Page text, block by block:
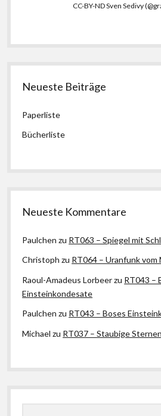
CC-BY-ND Sven Sedivy
Neueste Beiträge
Paperliste
Bücherliste
Neueste Kommentare
Paulchen zu RT063 – Spiegel mit
Christoph zu RT064 – Uranfunk vom
Raoul-Amadeus Lorbeerzu RT043 –
Einsteinkondesate
Paulchen zu RT043 – Boses
Michael zu RT037 – Staubige